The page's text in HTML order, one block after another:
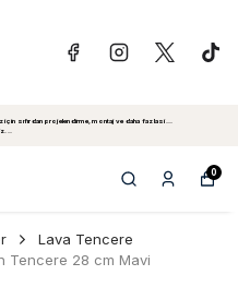
sıfırdan projelendirme, montaj ve daha fazlasi...
0
Lava Tencere
Tencere 28 cm Mavi